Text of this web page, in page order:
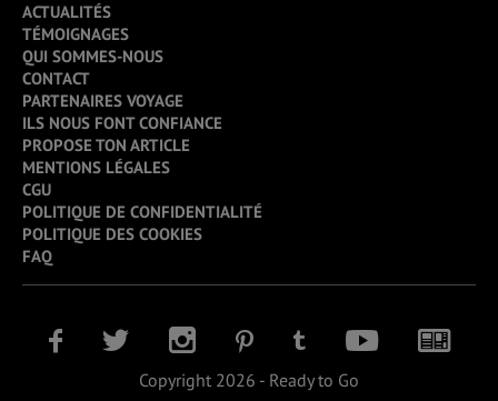
ACTUALITÉS
TÉMOIGNAGES
QUI SOMMES-NOUS
CONTACT
PARTENAIRES VOYAGE
ILS NOUS FONT CONFIANCE
PROPOSE TON ARTICLE
MENTIONS LÉGALES
CGU
POLITIQUE DE CONFIDENTIALITÉ
POLITIQUE DES COOKIES
FAQ
Copyright 2026 - Ready to Go